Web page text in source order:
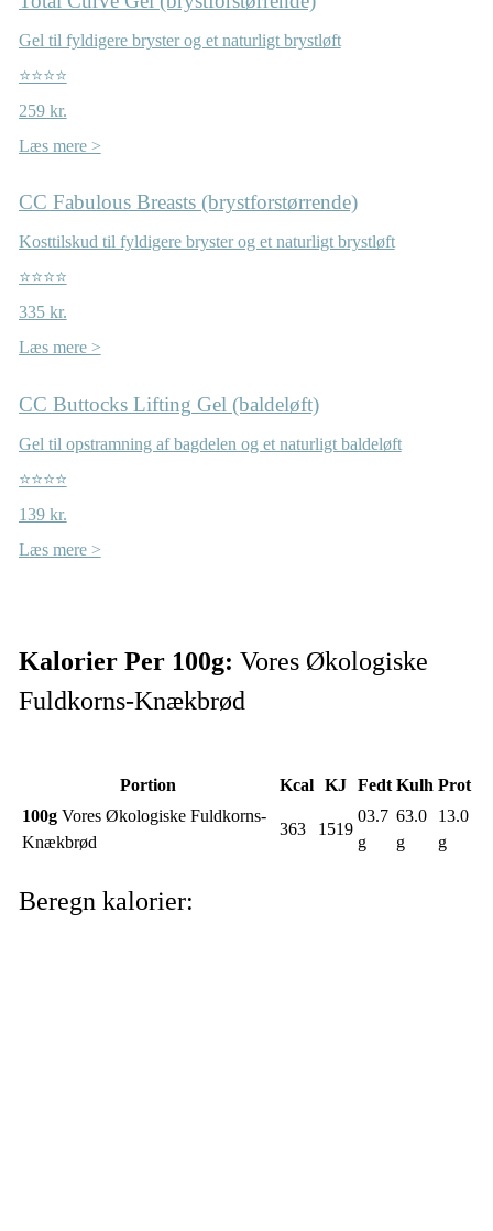
Gel til fyldigere bryster og et naturligt brystløft
⭐⭐⭐⭐
259 kr.
Læs mere >
CC Fabulous Breasts (brystforstørrende)
Kosttilskud til fyldigere bryster og et naturligt brystløft
⭐⭐⭐⭐
335 kr.
Læs mere >
CC Buttocks Lifting Gel (baldeløft)
Gel til opstramning af bagdelen og et naturligt baldeløft
⭐⭐⭐⭐
139 kr.
Læs mere >
Kalorier Per 100g: Vores Økologiske
Fuldkorns-Knækbrød
Portion Kcal KJ Fedt Kulh Prot
100gVores Økologiske Fuldkorns-
Knækbrød
363 1519
03.7
g
63.0
g
13.0
g
Beregn kalorier: